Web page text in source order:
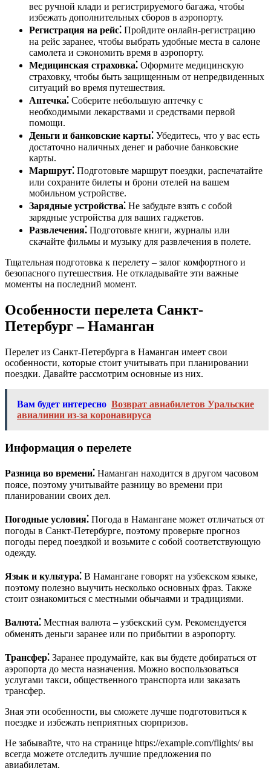
вес ручной клади и регистрируемого багажа, чтобы
избежать дополнительных сборов в аэропорту.
Регистрация на рейс⁚ Пройдите онлайн-регистрацию
на рейс заранее, чтобы выбрать удобные места в салоне
самолета и сэкономить время в аэропорту.
Медицинская страховка⁚ Оформите медицинскую
страховку, чтобы быть защищенным от непредвиденных
ситуаций во время путешествия.
Аптечка⁚ Соберите небольшую аптечку с
необходимыми лекарствами и средствами первой
помощи.
Деньги и банковские карты⁚ Убедитесь, что у вас есть
достаточно наличных денег и рабочие банковские
карты.
Маршрут⁚ Подготовьте маршрут поездки, распечатайте
или сохраните билеты и брони отелей на вашем
мобильном устройстве.
Зарядные устройства⁚ Не забудьте взять с собой
зарядные устройства для ваших гаджетов.
Развлечения⁚ Подготовьте книги, журналы или
скачайте фильмы и музыку для развлечения в полете.
Тщательная подготовка к перелету – залог комфортного и
безопасного путешествия. Не откладывайте эти важные
моменты на последний момент.
Особенности перелета Санкт-
Петербург – Наманган
Перелет из Санкт-Петербурга в Наманган имеет свои
особенности, которые стоит учитывать при планировании
поездки. Давайте рассмотрим основные из них.
Вам будет интересно Возврат авиабилетов Уральские
авиалинии из-за коронавируса
Информация о перелете
Разница во времени⁚ Наманган находится в другом часовом
поясе, поэтому учитывайте разницу во времени при
планировании своих дел.
Погодные условия⁚ Погода в Намангане может отличаться от
погоды в Санкт-Петербурге, поэтому проверьте прогноз
погоды перед поездкой и возьмите с собой соответствующую
одежду.
Язык и культура⁚ В Намангане говорят на узбекском языке,
поэтому полезно выучить несколько основных фраз. Также
стоит ознакомиться с местными обычаями и традициями.
Валюта⁚ Местная валюта – узбекский сум. Рекомендуется
обменять деньги заранее или по прибытии в аэропорту.
Трансфер⁚ Заранее продумайте, как вы будете добираться от
аэропорта до места назначения. Можно воспользоваться
услугами такси, общественного транспорта или заказать
трансфер.
Зная эти особенности, вы сможете лучше подготовиться к
поездке и избежать неприятных сюрпризов.
Не забывайте, что на странице https://example.com/flights/ вы
всегда можете отследить лучшие предложения по
авиабилетам.